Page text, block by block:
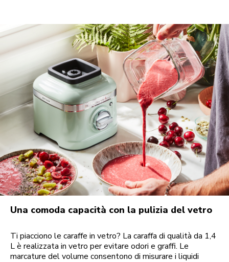
Una comoda capacità con la pulizia del vetro
Ti piacciono le caraffe in vetro? La caraffa di qualità da 1,4
L è realizzata in vetro per evitare odori e graffi. Le
marcature del volume consentono di misurare i liquidi